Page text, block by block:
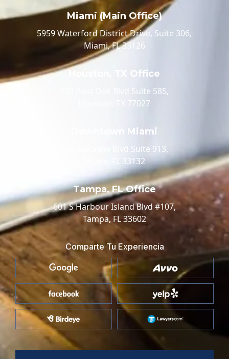
Miami (Main Office)
5959 Waterford District Drive, Suite 306,
Miami, FL 33126
Houston, TX Office
520 Post Oak Blvd Suite 585,
Houston, TX 77027
Downtown Miami
100 Biscayne Blvd Suite 913,
Miami, FL 33132
Tampa, FL Office
601 S Harbour Island Blvd #107,
Tampa, FL 33602
Comparte Tu Experiencia